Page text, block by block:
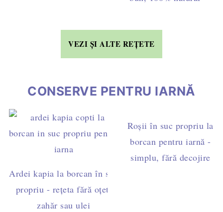
VEZI ȘI ALTE REȚETE
CONSERVE PENTRU IARNĂ
Ardei kapia la borcan în suc
propriu - rețeta fără oțet,
zahăr sau ulei
Roșii în suc propriu la
borcan pentru iarnă -
simplu, fără decojire